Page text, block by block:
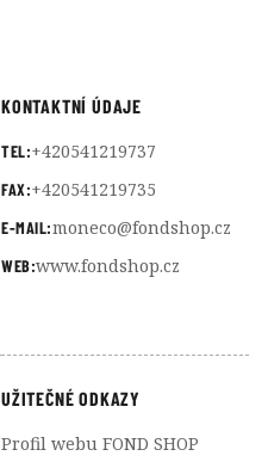
KONTAKTNÍ ÚDAJE
TEL:+420541219737
FAX:+420541219735
E-MAIL:moneco@fondshop.cz
WEB:www.fondshop.cz
UŽITEČNÉ ODKAZY
Profil webu FOND SHOP